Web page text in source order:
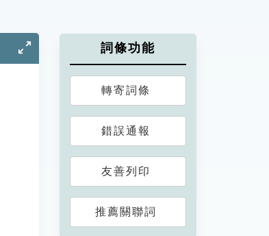
詞條功能
轉寄詞條
錯誤通報
友善列印
推薦關聯詞